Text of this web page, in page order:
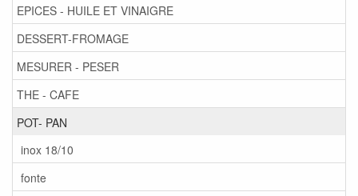
EPICES - HUILE ET VINAIGRE
DESSERT-FROMAGE
MESURER - PESER
THE - CAFE
POT- PAN
inox 18/10
fonte